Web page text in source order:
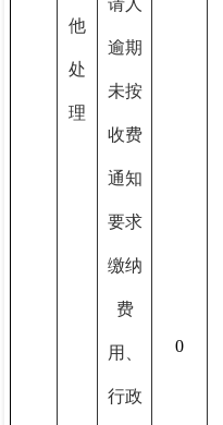
他
处
理
请人
逾期
未按
收费
通知
要求
缴纳
费
用、
行政
0